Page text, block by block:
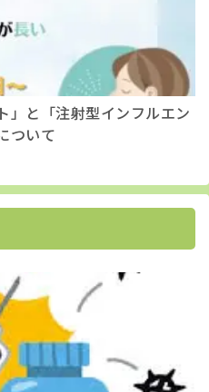
」と「注射型インフルエン
ついて